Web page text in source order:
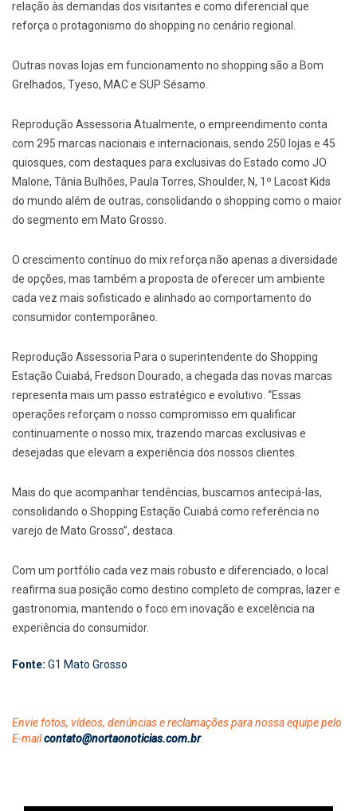
relação às demandas dos visitantes e como diferencial que
reforça o protagonismo do shopping no cenário regional.
Outras novas lojas em funcionamento no shopping são a Bom
Grelhados, Tyeso, MAC e SUP Sésamo.
Reprodução Assessoria Atualmente, o empreendimento conta
com 295 marcas nacionais e internacionais, sendo 250 lojas e 45
quiosques, com destaques para exclusivas do Estado como JO
Malone, Tânia Bulhões, Paula Torres, Shoulder, N, 1º Lacost Kids
do mundo além de outras, consolidando o shopping como o maior
do segmento em Mato Grosso.
O crescimento contínuo do mix reforça não apenas a diversidade
de opções, mas também a proposta de oferecer um ambiente
cada vez mais sofisticado e alinhado ao comportamento do
consumidor contemporâneo.
Reprodução Assessoria Para o superintendente do Shopping
Estação Cuiabá, Fredson Dourado, a chegada das novas marcas
representa mais um passo estratégico e evolutivo. “Essas
operações reforçam o nosso compromisso em qualificar
continuamente o nosso mix, trazendo marcas exclusivas e
desejadas que elevam a experiência dos nossos clientes.
Mais do que acompanhar tendências, buscamos antecipá-las,
consolidando o Shopping Estação Cuiabá como referência no
varejo de Mato Grosso”, destaca.
Com um portfólio cada vez mais robusto e diferenciado, o local
reafirma sua posição como destino completo de compras, lazer e
gastronomia, mantendo o foco em inovação e excelência na
experiência do consumidor.
Fonte: G1 Mato Grosso
Envie fotos, vídeos, denúncias e reclamações para nossa equipe pelo
E-mailcontato@nortaonoticias.com.br.